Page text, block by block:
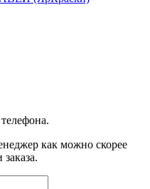
как можно скорее